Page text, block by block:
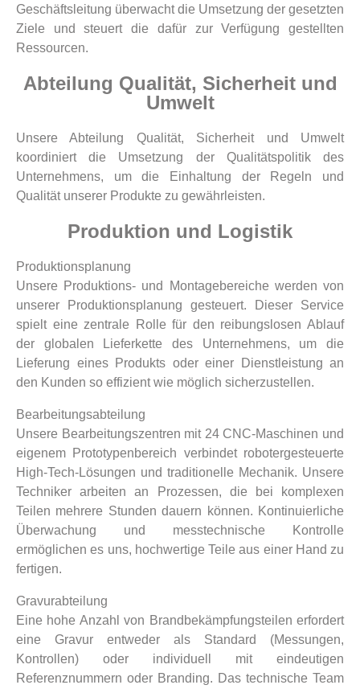
Geschäftsleitung überwacht die Umsetzung der gesetzten
Ziele und steuert die dafür zur Verfügung gestellten
Ressourcen.
Abteilung Qualität, Sicherheit und
Umwelt
Unsere Abteilung Qualität, Sicherheit und Umwelt
koordiniert die Umsetzung der Qualitätspolitik des
Unternehmens, um die Einhaltung der Regeln und
Qualität unserer Produkte zu gewährleisten.
Produktion und Logistik
Produktionsplanung
Unsere Produktions- und Montagebereiche werden von
unserer Produktionsplanung gesteuert. Dieser Service
spielt eine zentrale Rolle für den reibungslosen Ablauf
der globalen Lieferkette des Unternehmens, um die
Lieferung eines Produkts oder einer Dienstleistung an
den Kunden so effizient wie möglich sicherzustellen.
Bearbeitungsabteilung
Unsere Bearbeitungszentren mit 24 CNC-Maschinen und
eigenem Prototypenbereich verbindet robotergesteuerte
High-Tech-Lösungen und traditionelle Mechanik. Unsere
Techniker arbeiten an Prozessen, die bei komplexen
Teilen mehrere Stunden dauern können. Kontinuierliche
Überwachung und messtechnische Kontrolle
ermöglichen es uns, hochwertige Teile aus einer Hand zu
fertigen.
Gravurabteilung
Eine hohe Anzahl von Brandbekämpfungsteilen erfordert
eine Gravur entweder als Standard (Messungen,
Kontrollen) oder individuell mit eindeutigen
Referenznummern oder Branding. Das technische Team